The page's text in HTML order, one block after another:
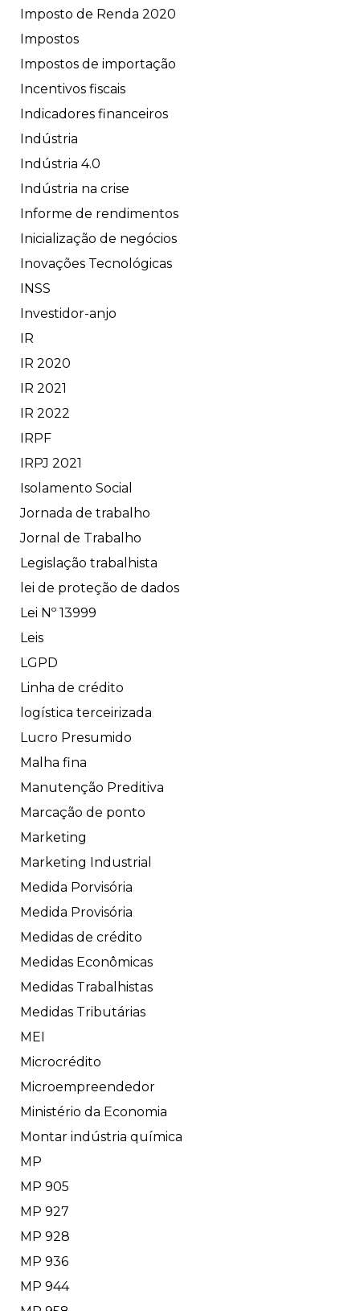
Imposto de Renda 2020
Impostos
Impostos de importação
Incentivos fiscais
Indicadores financeiros
Indústria
Indústria 4.0
Indústria na crise
Informe de rendimentos
Inicialização de negócios
Inovações Tecnológicas
INSS
Investidor-anjo
IR
IR 2020
IR 2021
IR 2022
IRPF
IRPJ 2021
Isolamento Social
Jornada de trabalho
Jornal de Trabalho
Legislação trabalhista
lei de proteção de dados
Lei Nº 13999
Leis
LGPD
Linha de crédito
logística terceirizada
Lucro Presumido
Malha fina
Manutenção Preditiva
Marcação de ponto
Marketing
Marketing Industrial
Medida Porvisória
Medida Provisória
Medidas de crédito
Medidas Econômicas
Medidas Trabalhistas
Medidas Tributárias
MEI
Microcrédito
Microempreendedor
Ministério da Economia
Montar indústria química
MP
MP 905
MP 927
MP 928
MP 936
MP 944